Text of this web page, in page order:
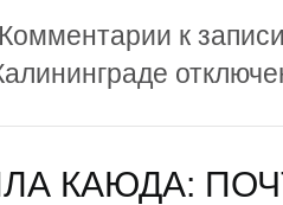
Комментарии к
КАЮДА: